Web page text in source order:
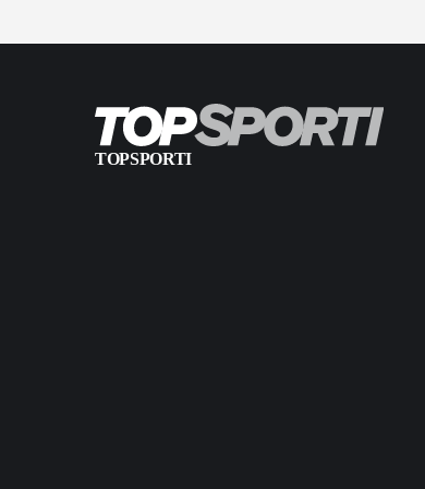
TOPSPORTI